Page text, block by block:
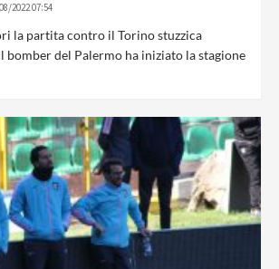
2022 07:54
la partita contro il Torino stuzzica
bomber del Palermo ha iniziato la stagione